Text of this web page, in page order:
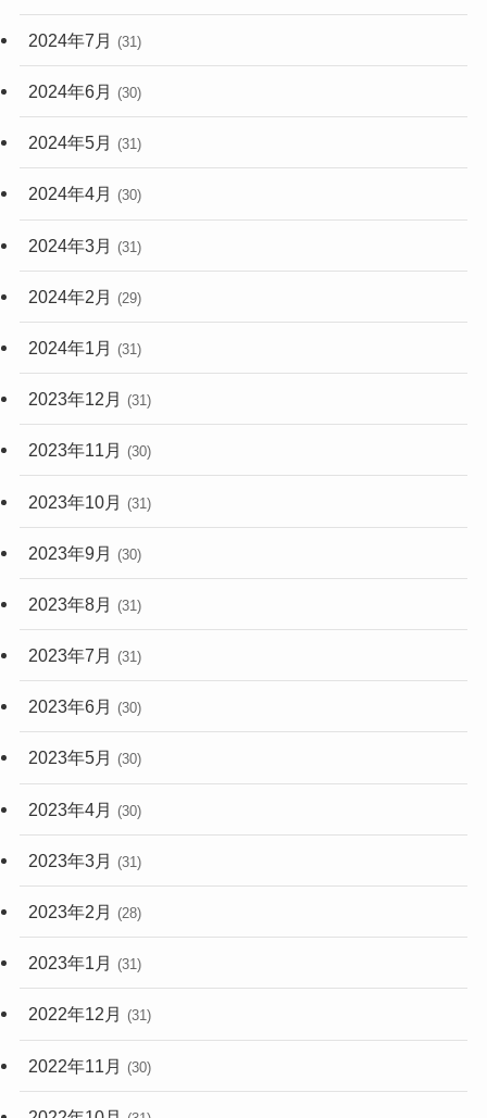
2024年7月 (31)
2024年6月 (30)
2024年5月 (31)
2024年4月 (30)
2024年3月 (31)
2024年2月 (29)
2024年1月 (31)
2023年12月 (31)
2023年11月 (30)
2023年10月 (31)
2023年9月 (30)
2023年8月 (31)
2023年7月 (31)
2023年6月 (30)
2023年5月 (30)
2023年4月 (30)
2023年3月 (31)
2023年2月 (28)
2023年1月 (31)
2022年12月 (31)
2022年11月 (30)